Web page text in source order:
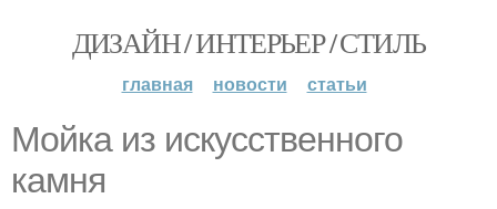
ДИЗАЙН / ИНТЕРЬЕР / СТИЛЬ
главная новости статьи
Мойка из искусственного
камня